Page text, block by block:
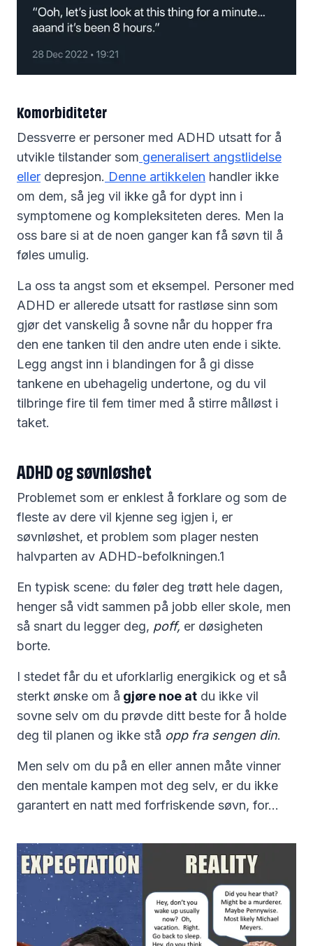
Komorbiditeter
Dessverre er personer med ADHD utsatt for å
utvikle tilstander som generalisert angstlidelse
eller depresjon. Denne artikkelen handler ikke
om dem, så jeg vil ikke gå for dypt inn i
symptomene og kompleksiteten deres. Men la
oss bare si at de noen ganger kan få søvn til å
føles umulig.
La oss ta angst som et eksempel. Personer med
ADHD er allerede utsatt for rastløse sinn som
gjør det vanskelig å sovne når du hopper fra
den ene tanken til den andre uten ende i sikte.
Legg angst inn i blandingen for å gi disse
tankene en ubehagelig undertone, og du vil
tilbringe fire til fem timer med å stirre målløst i
taket.
ADHD og søvnløshet
Problemet som er enklest å forklare og som de
fleste av dere vil kjenne seg igjen i, er
søvnløshet, et problem som plager nesten
halvparten av ADHD-befolkningen.1
En typisk scene: du føler deg trøtt hele dagen,
henger så vidt sammen på jobb eller skole, men
så snart du legger deg, poff, er døsigheten
borte.
I stedet får du et uforklarlig energikick og et så
sterkt ønske om å gjøre noe at du ikke vil
sovne selv om du prøvde ditt beste for å holde
deg til planen og ikke stå opp fra sengen din.
Men selv om du på en eller annen måte vinner
den mentale kampen mot deg selv, er du ikke
garantert en natt med forfriskende søvn, for…